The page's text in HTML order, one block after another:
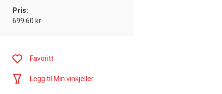
Pris:
699.60 kr
Favoritt
Legg til Min vinkjeller